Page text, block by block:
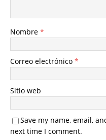
Nombre *
Correo electrónico *
Sitio web
Save my name, email,
next time I comment.